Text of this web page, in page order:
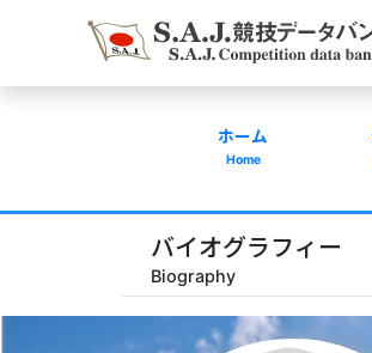
ホーム
Home
バイオグラフィー
Biography